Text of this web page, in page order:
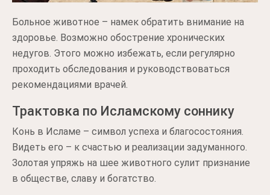
Больное животное – намек обратить внимание на
здоровье. Возможно обострение хронических
недугов. Этого можно избежать, если регулярно
проходить обследования и руководствоваться
рекомендациями врачей.
Трактовка по Исламскому соннику
Конь в Исламе – символ успеха и благосостояния.
Видеть его – к счастью и реализации задуманного.
Золотая упряжь на шее животного сулит признание
в обществе, славу и богатство.